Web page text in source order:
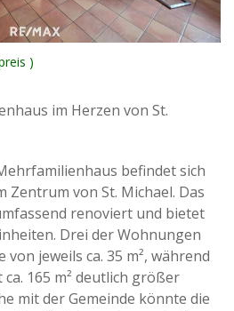
)
im Herzen von St.
befindet sich
Zentrum von St. Michael. Das
renoviert und bietet
Drei der Wohnungen
jeweils ca. 35 m², während
165 m² deutlich größer
mit der Gemeinde könnte die